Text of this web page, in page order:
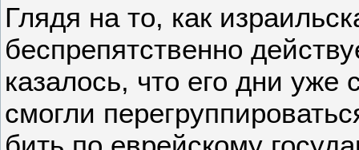
Глядя на то, как
беспрепятственно
казалось, что его дни
смогли